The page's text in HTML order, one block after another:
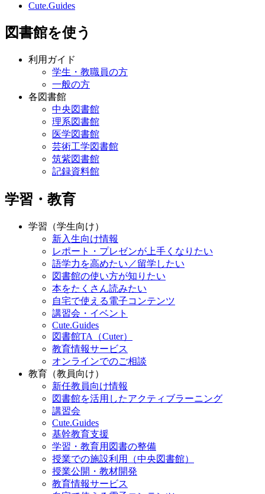
Cute.Guides
図書館を使う
利用ガイド
学生・教職員の方
一般の方
各図書館
中央図書館
理系図書館
医学図書館
芸術工学図書館
筑紫図書館
記録資料館
学習・教育
学習（学生向け）
新入生向け情報
レポート・プレゼンが上手くなりたい
語学力を高めたい／留学したい
図書館の使い方が知りたい
本をたくさん読みたい
自宅で使える電子コンテンツ
講習会・イベント
Cute.Guides
図書館TA（Cuter）
教育情報サービス
オンラインでのご相談
教育（教員向け）
新任教員向け情報
図書館を活用したアクティブラーニング
講習会
Cute.Guides
基幹教育支援
学習・教育用図書の整備
授業での施設利用（中央図書館）
授業公開・教材開発
教育情報サービス